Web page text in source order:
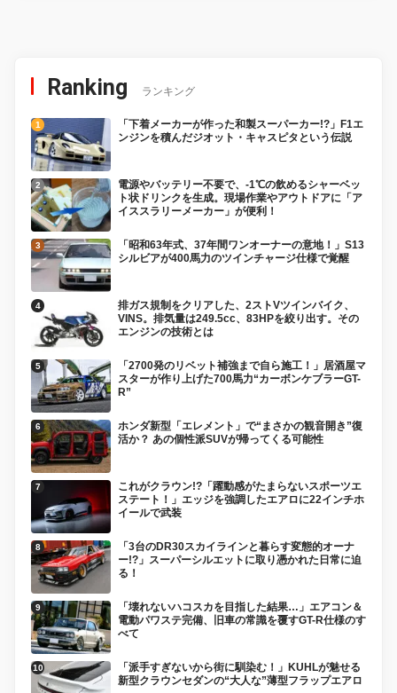
Ranking ランキング
「下着メーカーが作った和製スーパーカー!?」F1エ
ンジンを積んだジオット・キャスピタという伝説
電源やバッテリー不要で、-1℃の飲めるシャーベッ
ト状ドリンクを生成。現場作業やアウトドアに「ア
イススラリーメーカー」が便利！
「昭和63年式、37年間ワンオーナーの意地！」S13
シルビアが400馬力のツインチャージ仕様で覚醒
排ガス規制をクリアした、2ストVツインバイク、
VINS。排気量は249.5cc、83HPを絞り出す。その
エンジンの技術とは
「2700発のリベット補強まで自ら施工！」居酒屋マ
スターが作り上げた700馬力“カーボンケブラーGT-
R”
ホンダ新型「エレメント」で“まさかの観音開き”復
活か？ あの個性派SUVが帰ってくる可能性
これがクラウン!?「躍動感がたまらないスポーツエ
ステート！」エッジを強調したエアロに22インチホ
イールで武装
「3台のDR30スカイラインと暮らす変態的オーナ
ー!?」スーパーシルエットに取り憑かれた日常に迫
る！
「壊れないハコスカを目指した結果…」エアコン＆
電動パワステ完備、旧車の常識を覆すGT-R仕様のす
べて
「派手すぎないから街に馴染む！」KUHLが魅せる
新型クラウンセダンの“大人な”薄型フラップエアロ